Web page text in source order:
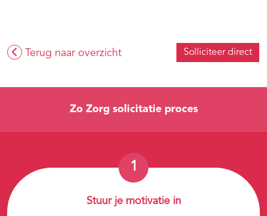
Terug naar overzicht Solliciteer direct
Zo Zorg solicitatie proces
Stuur je motivatie in